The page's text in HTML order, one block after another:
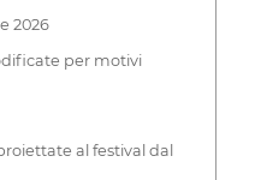
2026
per motivi
al festival dal